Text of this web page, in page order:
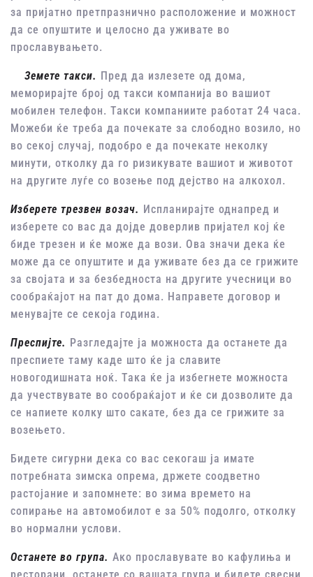
за пријатно претпразнично расположение и можност
да се опуштите и целосно да уживате во
прославувањето.
Земете такси. Пред да излезете од дома,
меморирајте број од такси компанија во вашиот
мобилен телефон. Такси компаниите работат 24 часа.
Можеби ќе треба да почекате за слободно возило, но
во секој случај, подобро е да почекате неколку
минути, отколку да го ризикувате вашиот и животот
на другите луѓе со возење под дејство на алкохол.
Изберете трезвен возач. Испланирајте однапред и
изберете со вас да дојде доверлив пријател кој ќе
биде трезен и ќе може да вози. Ова значи дека ќе
може да се опуштите и да уживате без да се грижите
за својата и за безбедноста на другите учесници во
сообраќајот на пат до дома. Направете договор и
менувајте се секоја година.
Преспијте. Разгледајте ја можноста да останете да
преспиете таму каде што ќе ја славите
новогодишната ноќ. Така ќе ја избегнете можноста
да учествувате во сообраќајот и ќе си дозволите да
се напиете колку што сакате, без да се грижите за
возењето.
Бидете сигурни дека со вас секогаш ја имате
потребната зимска опрема, држете соодветно
растојание и запомнете: во зима времето на
сопирање на автомобилот е за 50% подолго, отколку
во нормални услови.
Останете во група. Ако прославувате во кафулиња и
ресторани, останете со вашата група и бидете свесни